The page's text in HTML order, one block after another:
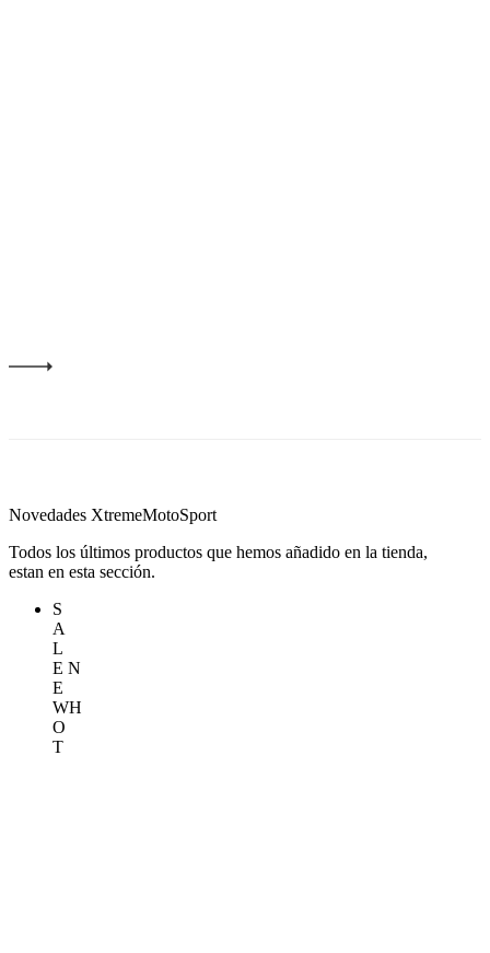
Novedades XtremeMotoSport
Todos los últimos productos que hemos añadido en la tienda,
estan en esta sección.
S
A
L
E N
E
WH
O
T